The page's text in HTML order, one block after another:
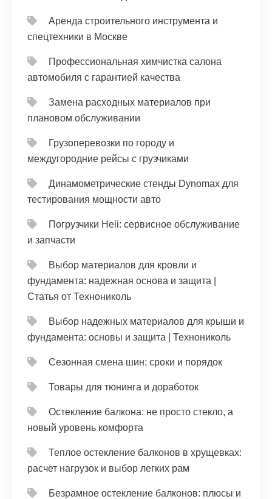
Аренда строительного инструмента и
спецтехники в Москве
Профессиональная химчистка салона
автомобиля с гарантией качества
Замена расходных материалов при
плановом обслуживании
Грузоперевозки по городу и
междугородние рейсы с грузчиками
Динамометрические стенды Dynomax для
тестирования мощности авто
Погрузчики Heli: сервисное обслуживание
и запчасти
Выбор материалов для кровли и
фундамента: надежная основа и защита |
Статья от Технониколь
Выбор надежных материалов для крыши и
фундамента: основы и защита | Технониколь
Сезонная смена шин: сроки и порядок
Товары для тюнинга и доработок
Остекление балкона: не просто стекло, а
новый уровень комфорта
Теплое остекление балконов в хрущевках:
расчет нагрузок и выбор легких рам
Безрамное остекление балконов: плюсы и